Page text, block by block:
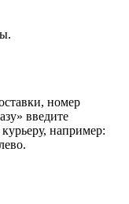
номер
введите
например: